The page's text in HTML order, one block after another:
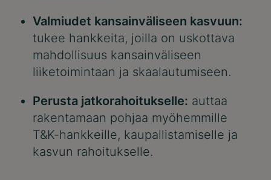
Valmiudet kansainväliseen kasvuun:
tukee hankkeita, joilla on uskottava
mahdollisuus kansainväliseen
liiketoimintaan ja skaalautumiseen.
Perusta jatkorahoitukselle: auttaa
rakentamaan pohjaa myöhemmille
T&K-hankkeille, kaupallistamiselle ja
kasvun rahoitukselle.